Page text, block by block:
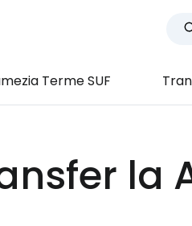
Terme SUF
la